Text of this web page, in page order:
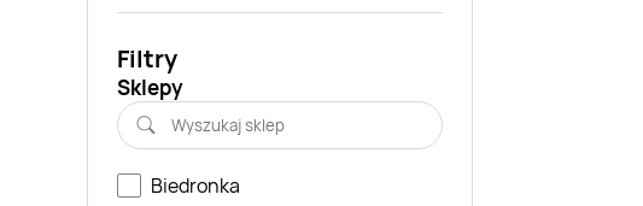
Filtry
Sklepy
Biedronka